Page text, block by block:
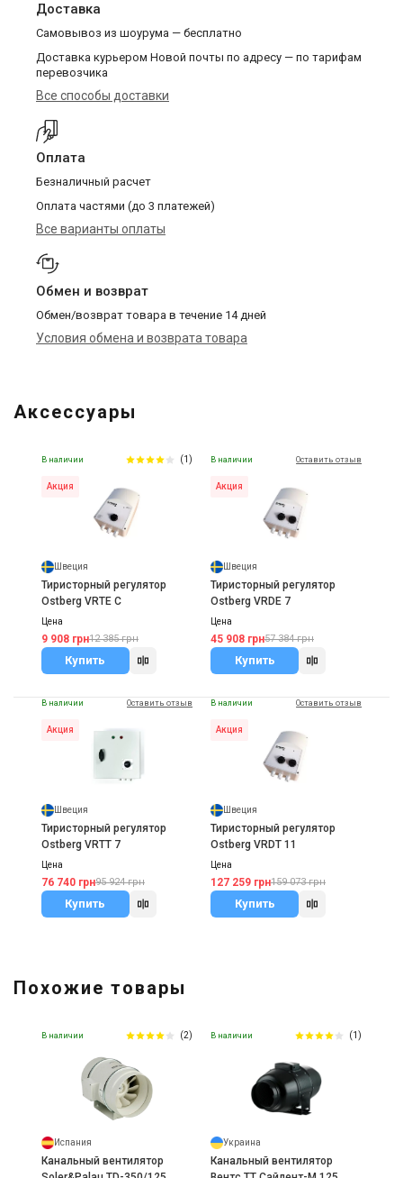
Доставка
Самовывоз из шоурума — бесплатно
Доставка курьером Новой почты по адресу — по тарифам
перевозчика
Все способы доставки
Оплата
Безналичный расчет
Оплата частями (до 3 платежей)
Все варианты оплаты
Обмен и возврат
Обмен/возврат товара в течение 14 дней
Условия обмена и возврата товара
Аксессуары
В наличии (1)
Акция
Швеция
Тиристорный регулятор
Ostberg VRTE C
Цена
9 908 грн12 385 грн
Купить
В наличии Оставить отзыв
Акция
Швеция
Тиристорный регулятор
Ostberg VRDE 7
Цена
45 908 грн57 384 грн
Купить
В наличии Оставить отзыв
Акция
Швеция
Тиристорный регулятор
Ostberg VRTT 7
Цена
76 740 грн95 924 грн
Купить
В наличии Оставить отзыв
Акция
Швеция
Тиристорный регулятор
Ostberg VRDT 11
Цена
127 259 грн159 073 грн
Купить
Похожие товары
В наличии (2)
Испания
Канальный вентилятор
В наличии (1)
Украина
Канальный вентилятор